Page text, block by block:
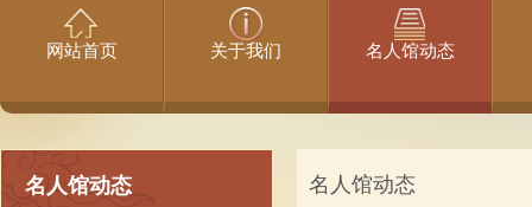
网站首页 关于我们 名人馆动态
名人馆动态 名人馆动态